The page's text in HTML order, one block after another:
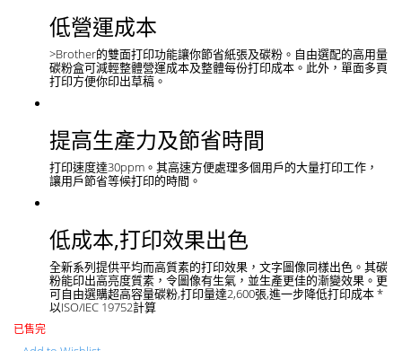
低營運成本
>Brother的雙面打印功能讓你節省紙張及碳粉。自由選配的高用量
碳粉盒可減輕整體營運成本及整體每份打印成本。此外，單面多頁
打印方便你印出草稿。
提高生產力及節省時間
打印速度達30ppm。其高速方便處理多個用戶的大量打印工作，
讓用戶節省等候打印的時間。
低成本,打印效果出色
全新系列提供平均而高質素的打印效果，文字圖像同樣出色。其碳
粉能印出高亮度質素，令圖像有生氣，並生產更佳的漸變效果。更
可自由選購超高容量碳粉,打印量達2,600張,進一步降低打印成本 *
以ISO/IEC 19752計算
已售完